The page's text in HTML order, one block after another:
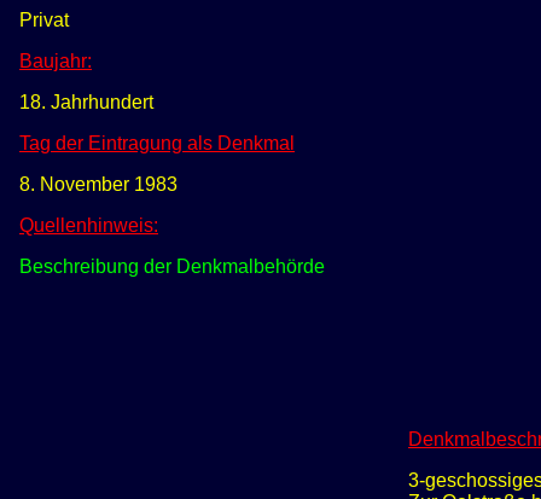
Privat
Baujahr:
18. Jahrhundert
Tag der Eintragung als Denkmal
8. November 1983
Quellenhinweis:
Beschreibung der Denkmalbehörde
3-